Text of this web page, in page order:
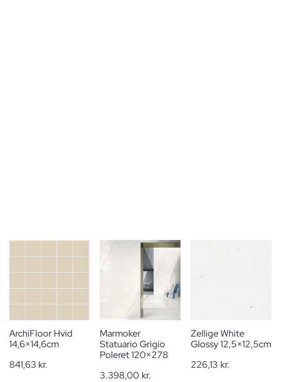
ArchiFloor Hvid
14,6×14,6cm
841,63 kr.
Marmoker
Statuario Grigio
Poleret 120×278
3.398,00 kr.
Zellige White
Glossy 12,5×12,5cm
226,13 kr.